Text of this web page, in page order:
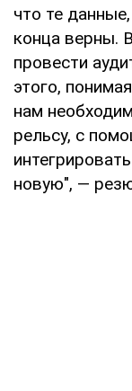
что те
конца верны.
провести
этого,
нам
рельсу, с
новую", —